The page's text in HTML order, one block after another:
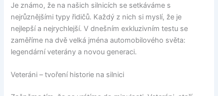
Je známo, že na našich silnicích se setkáváme s
nejrůznějšími typy řidičů. Každý z nich si myslí, že je
nejlepší a nejrychlejší. V dnešním exkluzivním testu se
zaměříme na dvě velká jména automobilového světa:
legendární veterány a novou generaci.
Veteráni – tvoření historie na silnici